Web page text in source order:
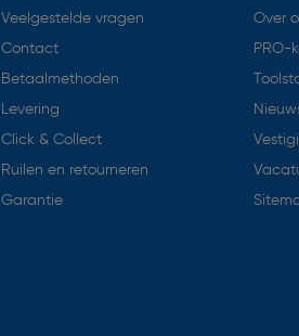
Veelgestelde vragen
Contact
Betaalmethoden
Levering
Click & Collect
Ruilen en retourneren
Garantie
Over
PRO-